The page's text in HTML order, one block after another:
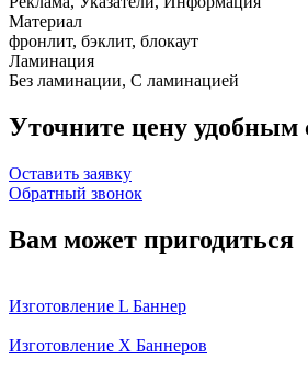
Материал
фронлит, бэклит, блокаут
Ламинация
Без ламинации, С ламинацией
Уточните цену удобным
Оставить заявку
Обратный звонок
Вам может пригодиться
Изготовление L Баннер
Изготовление X Баннеров